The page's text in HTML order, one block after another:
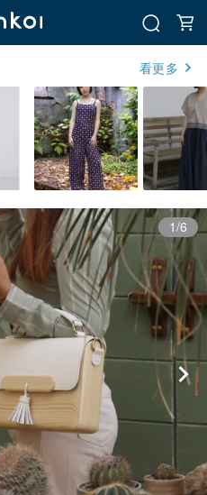
看更多
1/6